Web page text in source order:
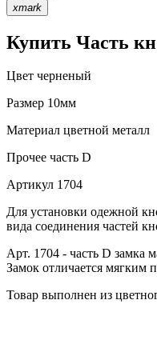
xmark
Купить Часть
Цвет черненый
Размер 10мм
Материал цветной металл
Прочее часть D
Артикул 1704
Для установки одежной
вида соединения частей
Арт. 1704 - часть D замка
Замок отличается
Товар выполнен из